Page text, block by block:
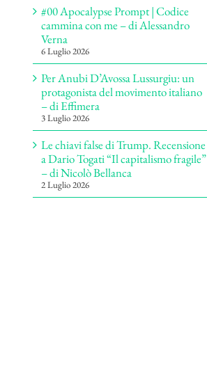
#00 Apocalypse Prompt | Codice
cammina con me – di Alessandro
Verna
6 Luglio 2026
Per Anubi D’Avossa Lussurgiu: un
protagonista del movimento italiano
– di Effimera
3 Luglio 2026
Le chiavi false di Trump. Recensione
a Dario Togati “Il capitalismo fragile”
– di Nicolò Bellanca
2 Luglio 2026